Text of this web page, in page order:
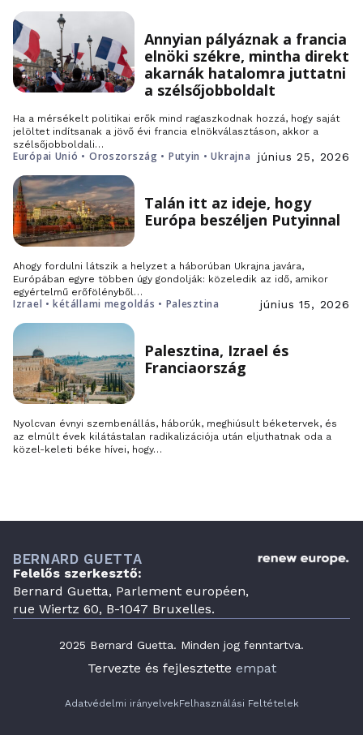
Annyian pályáznak a francia
elnöki székre, mintha direkt
akarnák hatalomra juttatni
a szélsőjobboldalt
Ha a mérsékelt politikai erők mind ragaszkodnak hozzá, hogy saját
jelöltet indítsanak a jövő évi francia elnökválasztáson, akkor a
szélsőjobboldali…
Európai Unió • Oroszország • Putyin • Ukrajna június 25, 2026
Talán itt az ideje, hogy
Európa beszéljen Putyinnal
Ahogy fordulni látszik a helyzet a háborúban Ukrajna javára,
Európában egyre többen úgy gondolják: közeledik az idő, amikor
egyértelmű erőfölényből…
Izrael • kétállami megoldás • Palesztina június 15, 2026
Palesztina, Izrael és
Franciaország
Nyolcvan évnyi szembenállás, háborúk, meghiúsult béketervek, és
az elmúlt évek kilátástalan radikalizációja után eljuthatnak oda a
közel-keleti béke hívei, hogy…
BERNARD GUETTA
Felelős szerkesztő:
Bernard Guetta, Parlement européen,
rue Wiertz 60, B-1047 Bruxelles.
2025 Bernard Guetta. Minden jog fenntartva.
Tervezte és fejlesztette empat
Adatvédelmi irányelvekFelhasználási Feltételek